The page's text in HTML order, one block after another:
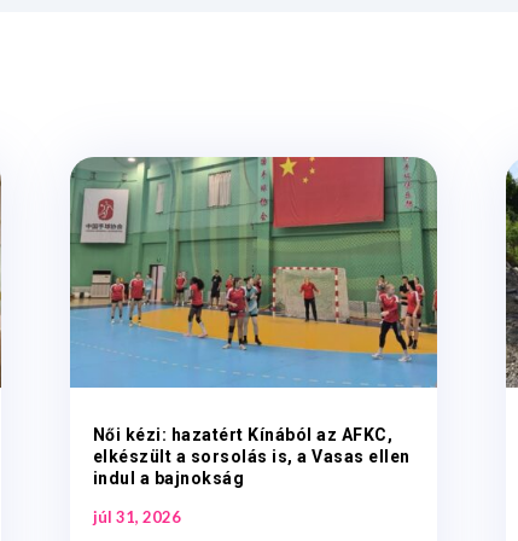
Női kézi: hazatért Kínából az AFKC,
elkészült a sorsolás is, a Vasas ellen
indul a bajnokság
júl 31, 2026